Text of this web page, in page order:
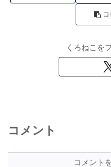
くろねこを
コメント
コメント